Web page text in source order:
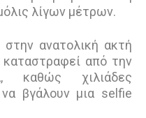
λίγων μέτρων.
ανατολική ακτή
καταστραφεί από την
καθώς χιλιάδες
βγάλουν μια selfie